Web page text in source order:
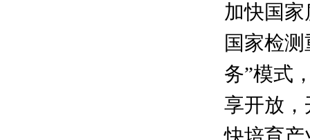
加快国
国家检
务”模式
享开放